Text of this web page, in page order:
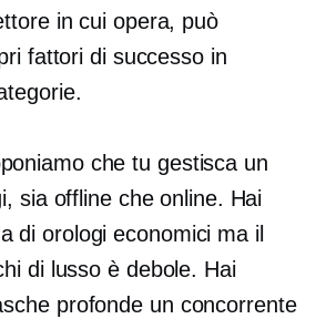
in cui opera, può
fattori di successo in
che tu gestisca un
sia offline che online. Hai
di orologi economici ma il
di lusso è debole. Hai
profonde un concorrente